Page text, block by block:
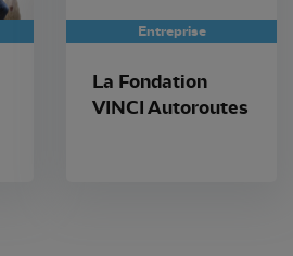
Entreprise
La Fondation
VINCI Autoroutes